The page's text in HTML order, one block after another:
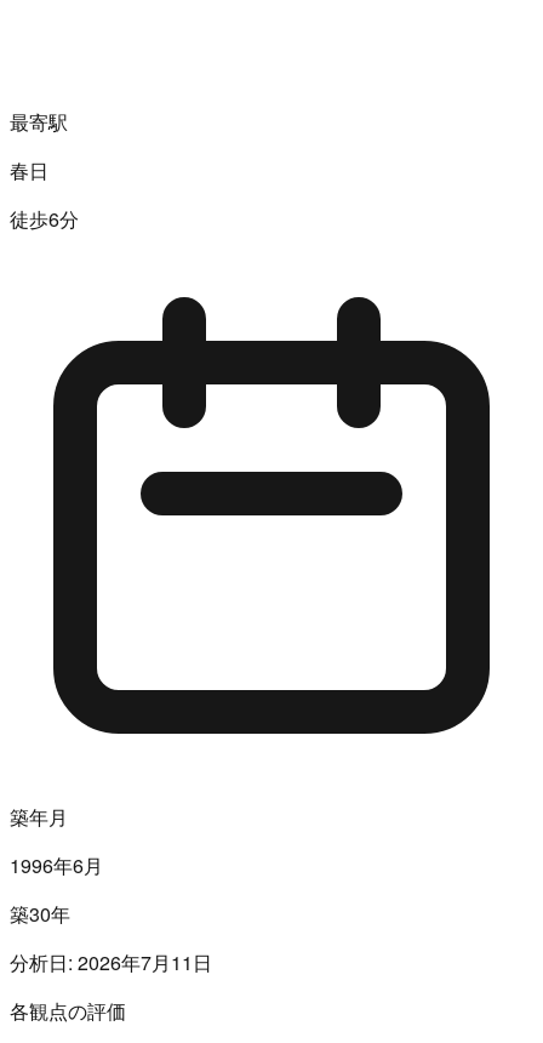
最寄駅
春日
徒歩6分
築年月
1996年6月
築30年
分析日: 2026年7月11日
各観点の評価